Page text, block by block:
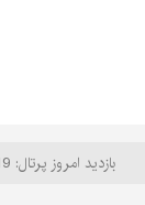
بازدید امروز پرتال: 1219